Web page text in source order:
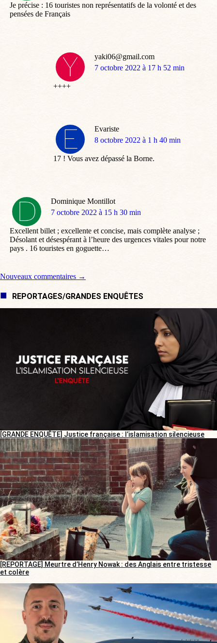
Je précise : 16 touristes non représentatifs de la volonté et des
pensées de Français
yaki06@gmail.com
dit
7 octobre 2022 à 17 h 52 min
++++
Evariste
dit
8 octobre 2022 à 1 h 40 min
17 ! Vous avez dépassé la Borne.
Dominique Montillot
dit
7 octobre 2022 à 15 h 30 min
Excellent billet ; excellente et concise, mais complète analyse ;
Désolant et désespérant à l’heure des urgences vitales pour notre
pays . 16 touristes en goguette…
Navigation de commentaire
Nouveaux commentaires →
REPORTAGES/GRANDES ENQUÊTES
[GRANDE ENQUÊTE] Justice française : l’islamisation silencieuse
[REPORTAGE] Meurtre d’Henry Nowak : des Anglais entre tristesse
et colère